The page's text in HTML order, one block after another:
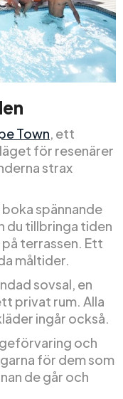
Town, ett
för resenärer
strax
spännande
du tillbringa tiden
terrassen. Ett
måltider.
sovsal, en
privat rum. Alla
ingår också.
och
för dem som
de går och